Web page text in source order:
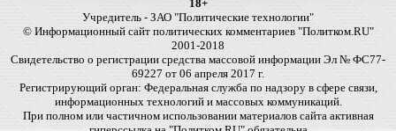
18+
Учредитель - ЗАО "Политические технологии"
© Информационный сайт политических комментариев "Политком.RU"
2001-2018
Свидетельство о регистрации средства массовой информации Эл № ФС77-
69227 от 06 апреля 2017 г.
Регистрирующий орган: Федеральная служба по надзору в сфере связи,
информационных технологий и массовых коммуникаций.
При полном или частичном использовании материалов сайта активная